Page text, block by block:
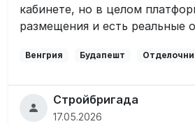
кабинете, но в целом
размещения и есть реальные
Венгрия Будапешт
Стройбригада
17.05.2026